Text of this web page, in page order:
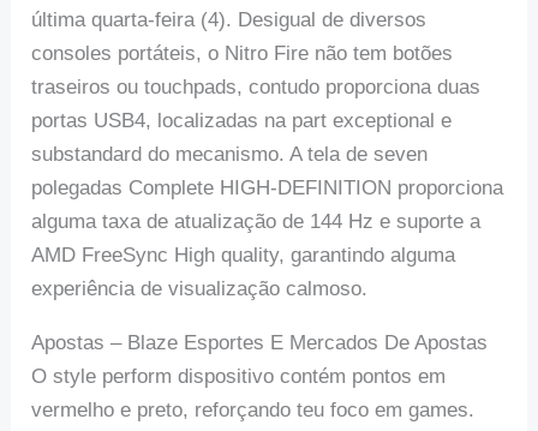
última quarta-feira (4). Desigual de diversos
consoles portáteis, o Nitro Fire não tem botões
traseiros ou touchpads, contudo proporciona duas
portas USB4, localizadas na part exceptional e
substandard do mecanismo. A tela de seven
polegadas Complete HIGH-DEFINITION proporciona
alguma taxa de atualização de 144 Hz e suporte a
AMD FreeSync High quality, garantindo alguma
experiência de visualização calmoso.
Apostas – Blaze Esportes E Mercados De Apostas
O style perform dispositivo contém pontos em
vermelho e preto, reforçando teu foco em games.